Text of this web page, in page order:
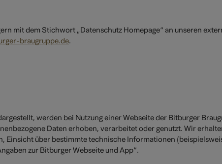
mit dem Stichwort „Datenschutz Homepage“ an unseren
braugruppe.de.
werden bei Nutzung einer Webseite der Bitburger
Daten erhoben, verarbeitet oder genutzt. Wir
Einsicht über bestimmte technische Informationen
zur Bitburger Webseite und App“.